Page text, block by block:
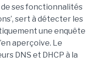
de ses fonctionnalités
sert à détecter les
une enquête
aperçoive. Le
DNS et DHCP à la